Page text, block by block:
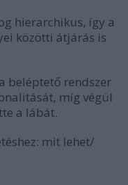
hierarchikus, így a
közötti átjárás is
beléptető rendszer
míg végül
a lábát.
mit lehet/